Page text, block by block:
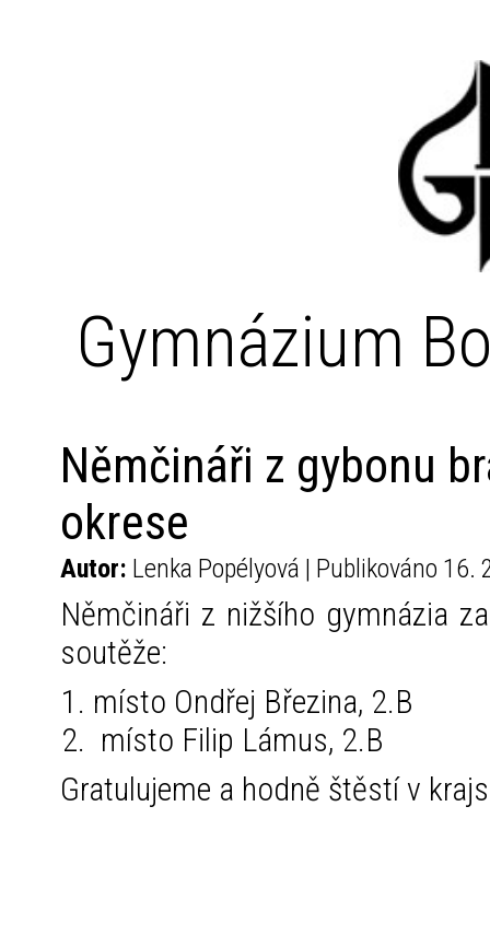
Gymnázium
Němčináři z gybonu
okrese
Autor: Lenka Popélyová | Publikováno
Němčináři z nižšího gymnázia
soutěže:
místo Ondřej Březina, 2.B
místo Filip Lámus, 2.B
Gratulujeme a hodně štěstí v